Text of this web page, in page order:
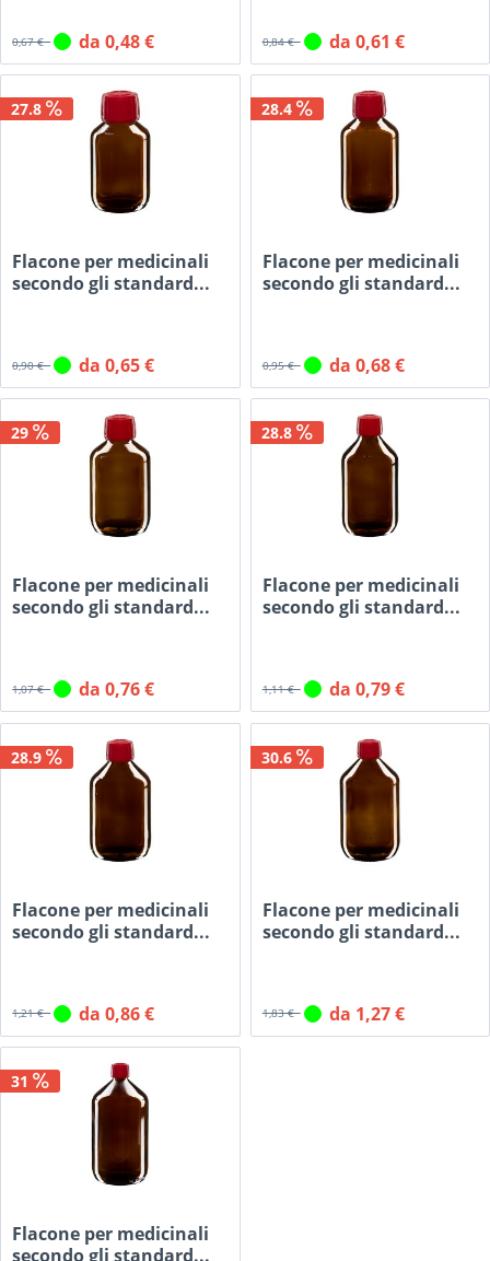
0,67 € da 0,48 € 0,84 € da 0,61 €
27.8
Flacone per medicinali
secondo gli standard...
0,90 € da 0,65 €
28.4
Flacone per medicinali
secondo gli standard...
0,95 € da 0,68 €
29
Flacone per medicinali
secondo gli standard...
1,07 € da 0,76 €
28.8
Flacone per medicinali
secondo gli standard...
1,11 € da 0,79 €
28.9
Flacone per medicinali
secondo gli standard...
1,21 € da 0,86 €
30.6
Flacone per medicinali
secondo gli standard...
1,83 € da 1,27 €
31
Flacone per medicinali
secondo gli standard...